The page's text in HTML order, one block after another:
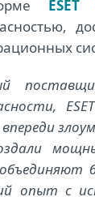
ESET
опыт с